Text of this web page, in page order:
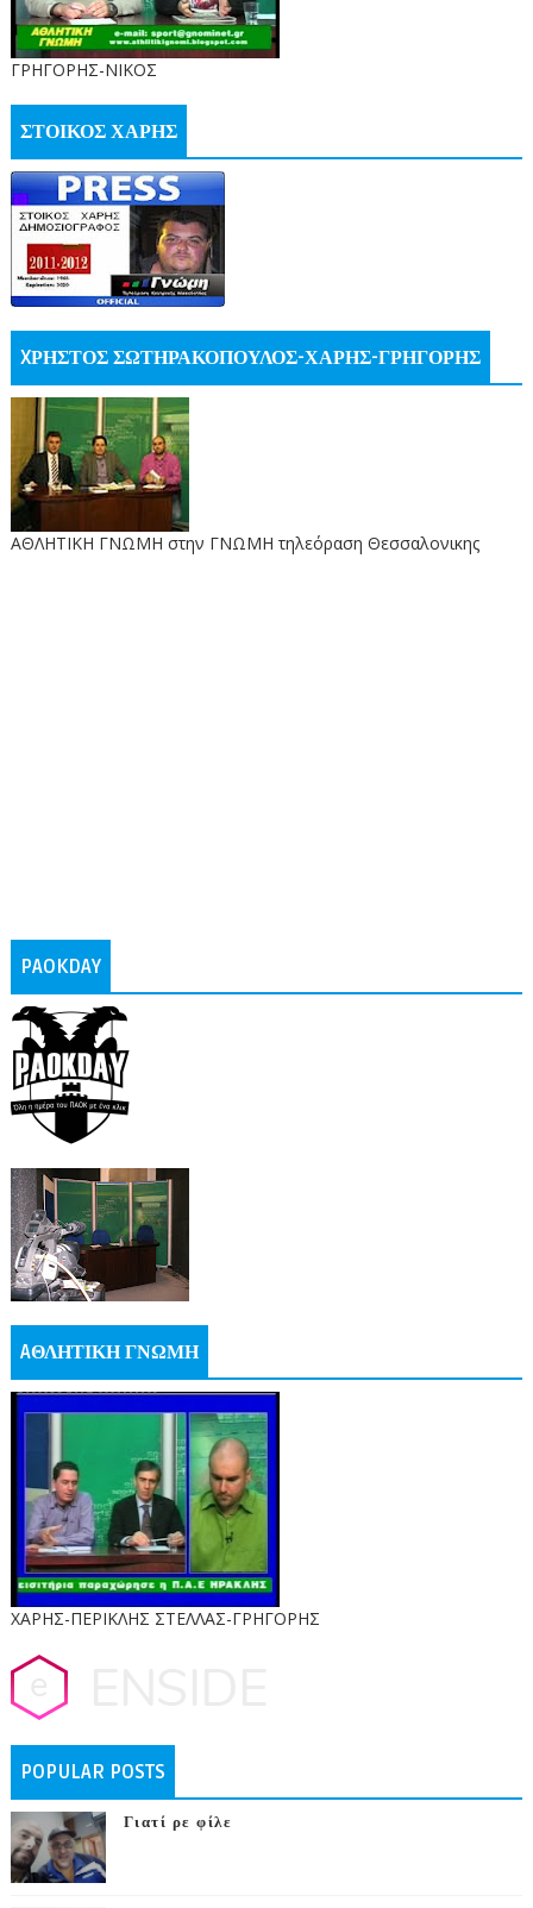
ΓΡΗΓΟΡΗΣ-ΝΙΚΟΣ
ΣΤΟΙΚΟΣ ΧΑΡΗΣ
XΡΗΣΤΟΣ ΣΩΤΗΡΑΚΟΠΟΥΛΟΣ-ΧΑΡΗΣ-ΓΡΗΓΟΡΗΣ
ΑΘΛΗΤΙΚΗ ΓΝΩΜΗ στην ΓΝΩΜΗ τηλεόραση Θεσσαλονικης
PAOKDAY
AΘΛΗΤΙΚΗ ΓΝΩΜΗ
ΧΑΡΗΣ-ΠΕΡΙΚΛΗΣ ΣΤΕΛΛΑΣ-ΓΡΗΓΟΡΗΣ
POPULAR POSTS
Γιατί ρε φίλε